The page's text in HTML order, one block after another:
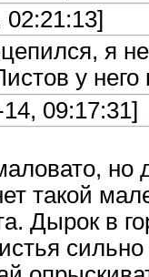
я
у него
09:17:31]
такой
Дырок в